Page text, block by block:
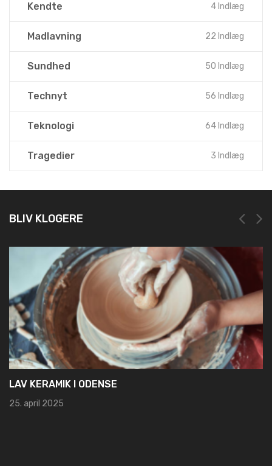
Kendte 4 Indlæg
Madlavning 22 Indlæg
Sundhed 50 Indlæg
Technyt 56 Indlæg
Teknologi 64 Indlæg
Tragedier 3 Indlæg
BLIV KLOGERE
NEM OG HURTIG REGISTRERING HOS LEI
19. marts 2025